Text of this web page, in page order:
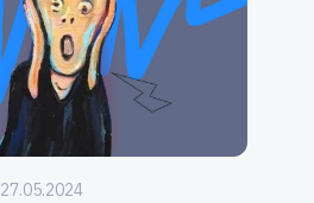
27.05.2024